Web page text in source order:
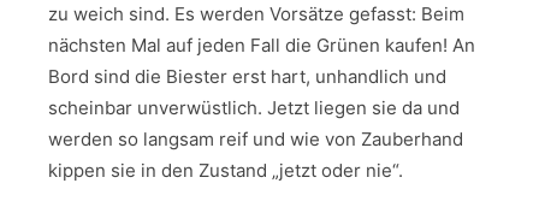
zu weich sind. Es werden Vorsätze gefasst: Beim
nächsten Mal auf jeden Fall die Grünen kaufen! An
Bord sind die Biester erst hart, unhandlich und
scheinbar unverwüstlich. Jetzt liegen sie da und
werden so langsam reif und wie von Zauberhand
kippen sie in den Zustand „jetzt oder nie“.